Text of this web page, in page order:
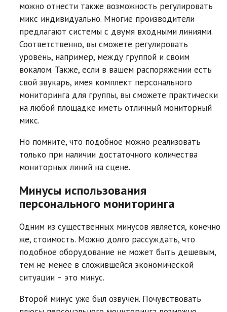
можно отнести также возможность регулировать
микс индивидуально. Многие производители
предлагают системы с двумя входными линиями.
Соответственно, вы сможете регулировать
уровень, например, между группой и своим
вокалом. Также, если в вашем распоряжении есть
свой звукарь, имея комплект персонального
мониторинга для группы, вы сможете практически
на любой площадке иметь отличный мониторный
микс.
Но помните, что подобное можно реализовать
только при наличии достаточного количества
мониторных линий на сцене.
Минусы использования
персонального мониторинга
Одним из существенных минусов является, конечно
же, стоимость. Можно долго рассуждать, что
подобное оборудование не может быть дешевым,
тем не менее в сложившейся экономической
ситуации – это минус.
Второй минус уже был озвучен. Почувствовать